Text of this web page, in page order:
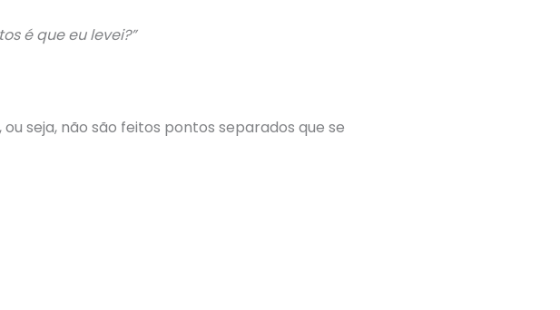
é que eu levei?”
seja, não são feitos pontos separados que se